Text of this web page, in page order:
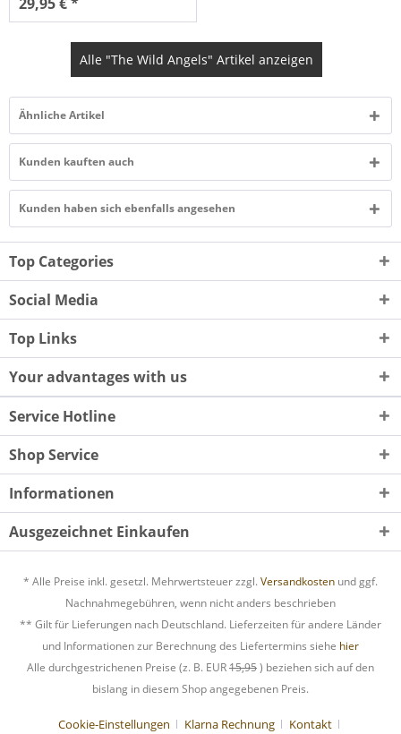
Alle "The Wild Angels" Artikel anzeigen
Ähnliche Artikel
Kunden kauften auch
Kunden haben sich ebenfalls angesehen
Top Categories
Social Media
Top Links
Your advantages with us
Service Hotline
Shop Service
Informationen
Ausgezeichnet Einkaufen
* Alle Preise inkl. gesetzl. Mehrwertsteuer zzgl. Versandkosten und ggf.
Nachnahmegebühren, wenn nicht anders beschrieben
** Gilt für Lieferungen nach Deutschland. Lieferzeiten für andere Länder
und Informationen zur Berechnung des Liefertermins siehe hier
Alle durchgestrichenen Preise (z. B. EUR15,95) beziehen sich auf den
bislang in diesem Shop angegebenen Preis.
Cookie-Einstellungen Klarna Rechnung Kontakt